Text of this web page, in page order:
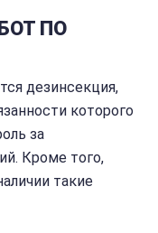
ПО
дезинсекция,
которого
за
Кроме того,
такие